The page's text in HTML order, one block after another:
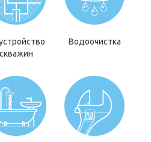
скважин
Водоочистка